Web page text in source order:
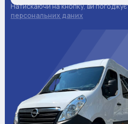
Натискаючи на кнопку, ви
персональних даних